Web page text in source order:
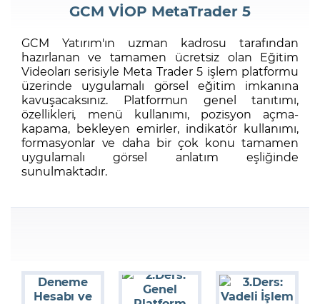
Şifremi Unuttum
GCM VİOP MetaTrader 5
GCM Yatırım'ın uzman kadrosu tarafından
hazırlanan ve tamamen ücretsiz olan Eğitim
Videoları serisiyle Meta Trader 5 işlem platformu
üzerinde uygulamalı görsel eğitim imkanına
kavuşacaksınız. Platformun genel tanıtımı,
özellikleri, menü kullanımı, pozisyon açma-
kapama, bekleyen emirler, indikatör kullanımı,
formasyonlar ve daha bir çok konu tamamen
uygulamalı görsel anlatım eşliğinde
sunulmaktadır.